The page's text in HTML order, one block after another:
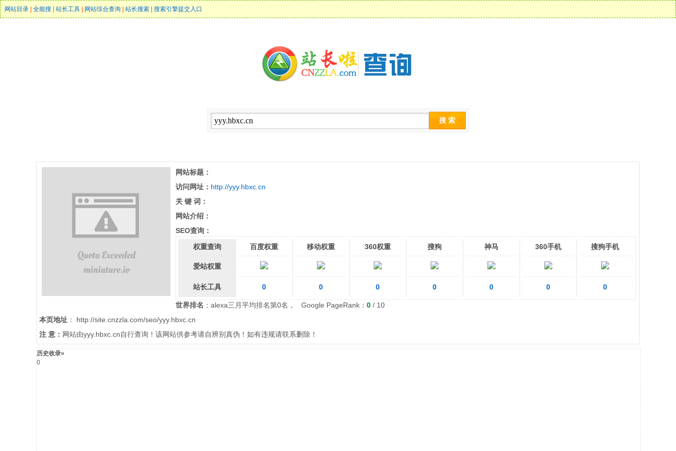
网站目录 全能搜 站长工具 网站综合查询 站长搜索 搜索引擎提交入口
网站标题：
访问网址： http://yyy.hbxc.cn
关 键 词：
网站介绍：
SEO查询：
权重查询
爱站权重
站长工具
百度权重
0
移动权重
0
360权重
0
搜狗
0
神马
0
360手机
0
搜狗手机
0
世界排名 ：alexa三月平均排名第0名， Google PageRank： 0 / 10
本页地址 ： http://site.cnzzla.com/seo/yyy.hbxc.cn
注 意： 网站由yyy.hbxc.cn自行查询！该网站供参考请自辨别真伪！如有违规请联系删除！
历史收录»
0